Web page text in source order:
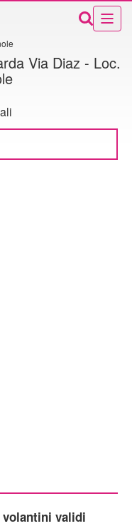
Via Diaz - Loc.
validi